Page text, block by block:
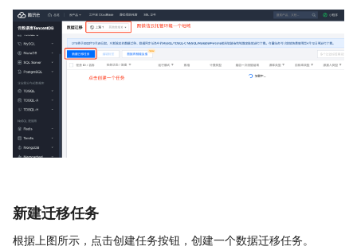
新建迁移任务
根据上图所示，点击创建任务按钮，创建一个数据迁移任务。